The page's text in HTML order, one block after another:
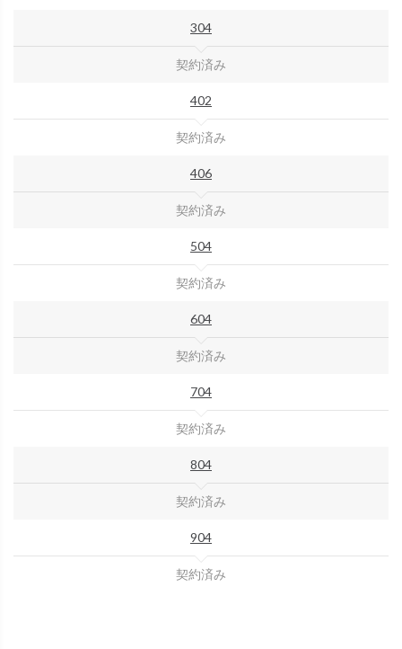
304
契約済み
402
契約済み
406
契約済み
504
契約済み
604
契約済み
704
契約済み
804
契約済み
904
契約済み